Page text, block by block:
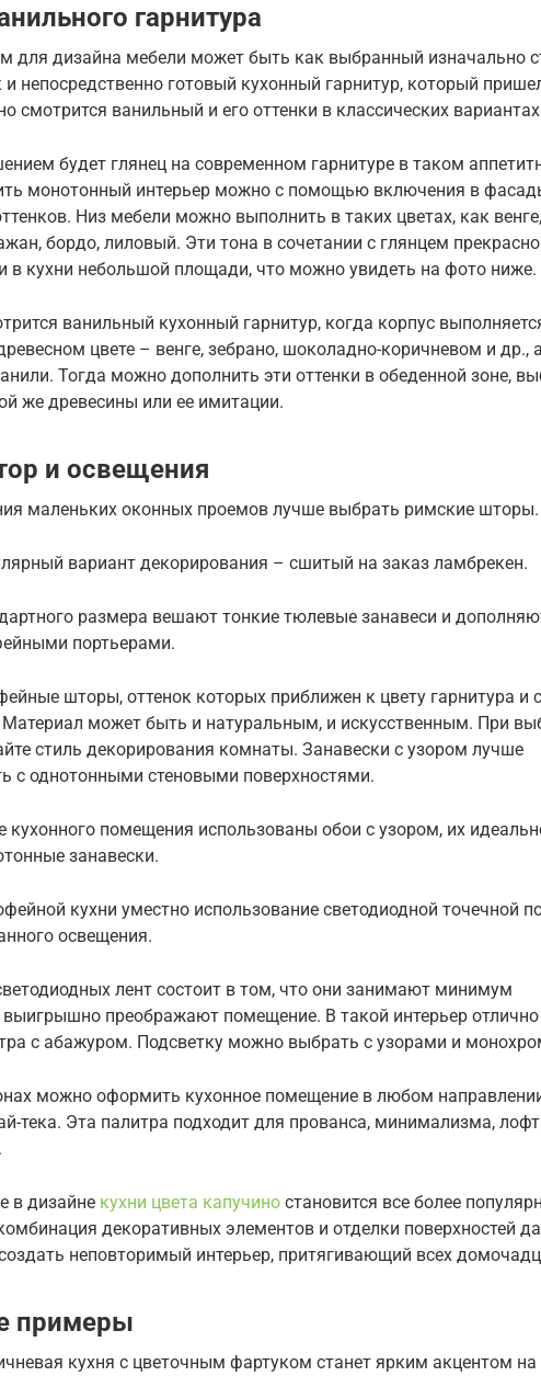
гарнитура
для дизайна мебели может быть как выбранный изначально
и непосредственно готовый кухонный гарнитур, который
смотрится ванильный и его оттенки в классических
будет глянец на современном гарнитуре в таком
монотонный интерьер можно с помощью включения в
Низ мебели можно выполнить в таких цветах, как венге,
бордо, лиловый. Эти тона в сочетании с глянцем прекрасно
в кухни небольшой площади, что можно увидеть на фото ниже.
ванильный кухонный гарнитур, когда корпус
цвете – венге, зебрано, шоколадно-коричневом и др.,
Тогда можно дополнить эти оттенки в обеденной зоне,
же древесины или ее имитации.
и освещения
маленьких оконных проемов лучше выбрать римские шторы.
вариант декорирования – сшитый на заказ ламбрекен.
размера вешают тонкие тюлевые занавеси и
портьерами.
шторы, оттенок которых приближен к цвету гарнитура и
Материал может быть и натуральным, и искусственным. При
стиль декорирования комнаты. Занавески с узором лучше
с однотонными стеновыми поверхностями.
кухонного помещения использованы обои с узором, их
занавески.
кухни уместно использование светодиодной точечной
освещения.
лент состоит в том, что они занимают минимум
выигрышно преображают помещение. В такой интерьер отлично
с абажуром. Подсветку можно выбрать с узорами и
можно оформить кухонное помещение в любом
тека. Эта палитра подходит для прованса, минимализма,
в дизайне кухни цвета капучино становится все более
декоративных элементов и отделки поверхностей
неповторимый интерьер, притягивающий всех
примеры
кухня с цветочным фартуком станет ярким акцентом на